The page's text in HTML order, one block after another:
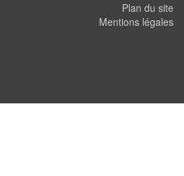
Plan du site
Mentions légales